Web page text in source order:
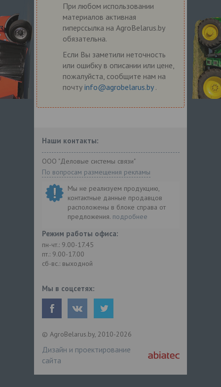
При любом использовании
материалов активная
гиперссылка на AgroBelarus.by
обязательна.
Если Вы заметили неточность
или ошибку в описании или цене,
пожалуйста, сообщите нам на
почту info@agrobelarus.by .
Наши контакты:
ООО "Деловые системы связи"
По вопросам размещения рекламы
Мы не реализуем продукцию,
контактные данные продавцов
расположены в блоке справа от
предложения. подробнее
Режим работы офиса:
пн-чт.: 9.00-17.45
пт.: 9.00-17.00
сб-вс.: выходной
Мы в соцсетях:
© AgroBelarus.by, 2010-2026
Дизайн и проектирование
сайта